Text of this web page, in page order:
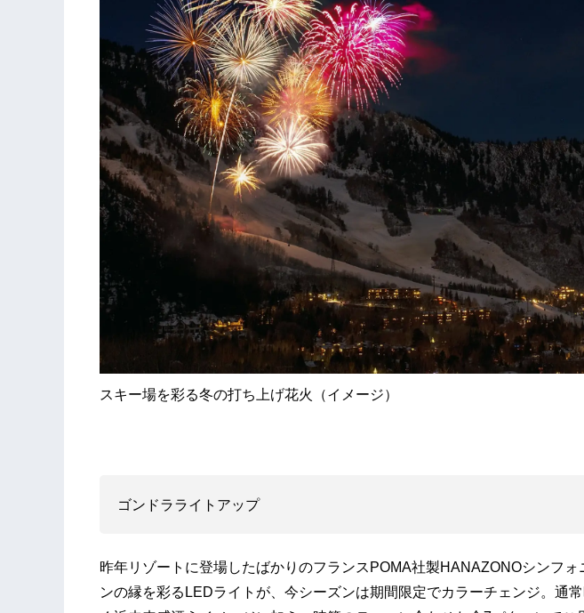
スキー場を彩る冬の打ち上げ花火（イメージ）
ゴンドラライトアップ
昨年リゾートに登場したばかりのフランスPOMA社製HANAZONOシンフ
ンの縁を彩るLEDライトが、今シーズンは期間限定でカラーチェンジ。通